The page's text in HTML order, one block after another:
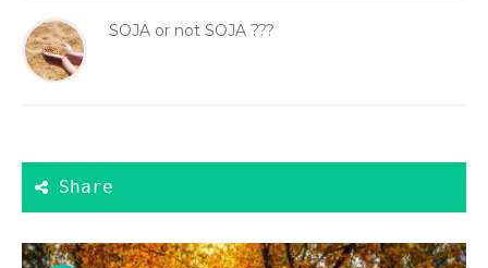
SOJA or not SOJA ???